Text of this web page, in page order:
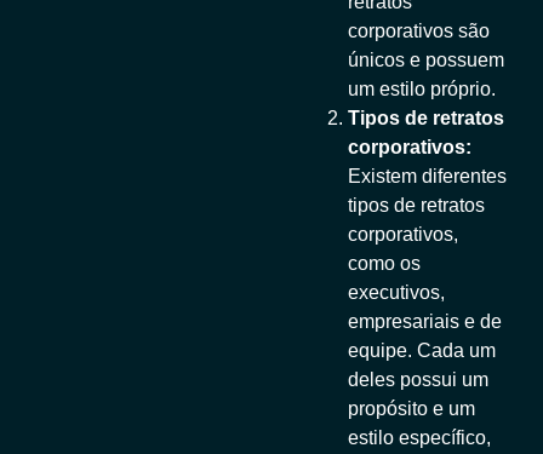
corporativos são
únicos e possuem
um estilo próprio.
Tipos de retratos
corporativos:
Existem diferentes
tipos de retratos
corporativos,
como os
executivos,
empresariais e de
equipe. Cada um
deles possui um
propósito e um
estilo específico,